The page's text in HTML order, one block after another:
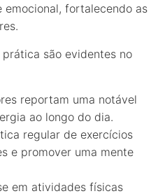
fortalecendo as
são evidentes no
reportam uma notável
ao longo do dia.
regular de exercícios
e promover uma mente
em atividades físicas